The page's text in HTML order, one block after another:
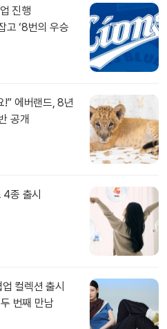
진행
고 ‘8번의 우승
!” 에버랜드, 8년
공개
4종 출시
컬렉션 출시
두 번째 만남